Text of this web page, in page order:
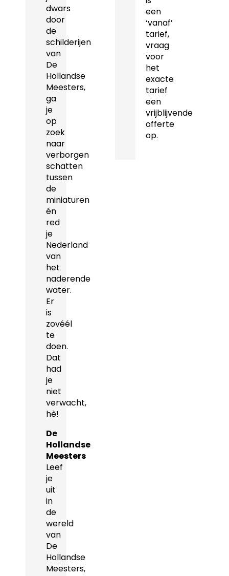
dwars
door
de
schilderijen
van
De
Hollandse
Meesters,
ga
je
op
zoek
naar
verborgen
schatten
tussen
de
miniaturen
én
red
je
Nederland
van
het
naderende
water.
Er
is
zovéél
te
doen.
Dat
had
je
niet
verwacht,
hè!
De
Hollandse
Meesters
Leef
je
uit
in
de
wereld
van
De
Hollandse
Meesters,
een
‘vanaf’
tarief,
vraag
voor
het
exacte
tarief
een
vrijblijvende
offerte
op.